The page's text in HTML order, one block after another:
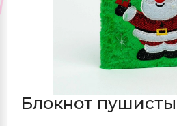
Блокнот